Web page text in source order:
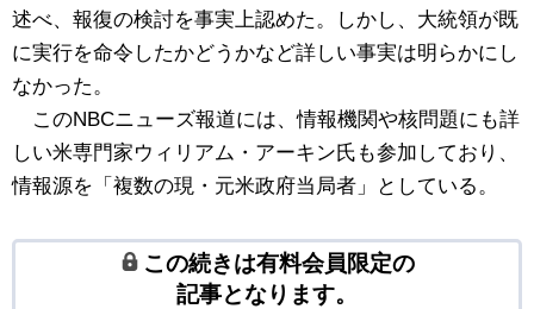
述べ、報復の検討を事実上認めた。しかし、大統領が既
に実行を命令したかどうかなど詳しい事実は明らかにし
なかった。
このNBCニューズ報道には、情報機関や核問題にも詳
しい米専門家ウィリアム・アーキン氏も参加しており、
情報源を「複数の現・元米政府当局者」としている。
この続きは有料会員限定の
記事となります。